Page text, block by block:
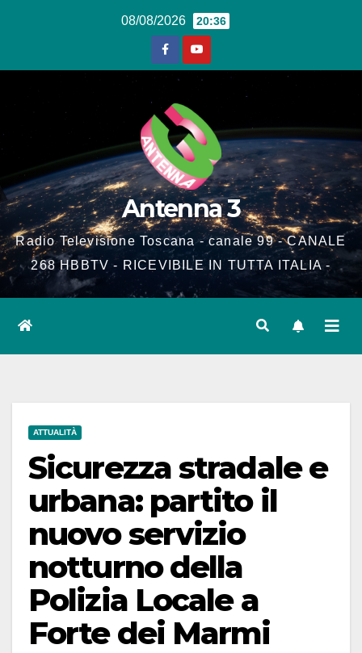
08/08/2026 20:36
Antenna 3
Radio Televisione Toscana - canale 99 - CANALE
268 HBBTV - RICEVIBILE IN TUTTA ITALIA -
ATTUALITÀ
Sicurezza stradale e
urbana: partito il
nuovo servizio
notturno della
Polizia Locale a
Forte dei Marmi